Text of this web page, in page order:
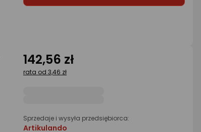
142,56 zł
rata od 3,46 zł
Sprzedaje i wysyła przedsiębiorca:
Artikulando